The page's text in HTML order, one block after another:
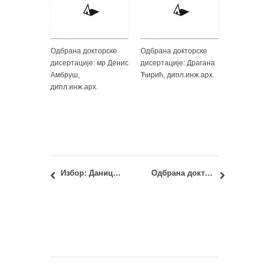
Одбрана докторске
дисертације: мр Денис
Амбруш,
дипл.инж.арх.
Одбрана докторске
дисертације: Драгана
Ћирић, дипл.инж.арх.
Избор: Даница Стојиљковић, дипл.инж.арх. Одбрана докторске дисертације: Гроздана Шишовић, дипл.инж.арх.